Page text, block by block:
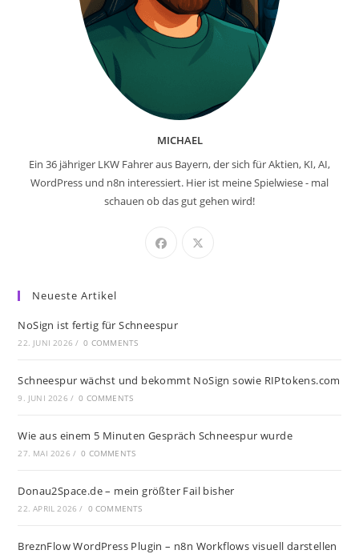
MICHAEL
Ein 36 jähriger LKW Fahrer aus Bayern, der sich für Aktien, KI, AI,
WordPress und n8n interessiert. Hier ist meine Spielwiese - mal
schauen ob das gut gehen wird!
Neueste Artikel
NoSign ist fertig für Schneespur
22. JUNI 2026 / 0 COMMENTS
Schneespur wächst und bekommt NoSign sowie RIPtokens.com
9. JUNI 2026 / 0 COMMENTS
Wie aus einem 5 Minuten Gespräch Schneespur wurde
27. MAI 2026 / 0 COMMENTS
Donau2Space.de – mein größter Fail bisher
22. APRIL 2026 / 0 COMMENTS
BreznFlow WordPress Plugin – n8n Workflows visuell darstellen